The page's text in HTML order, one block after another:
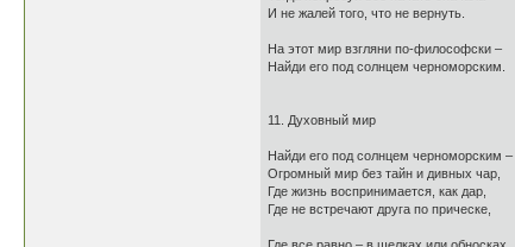
И не жалей того, что не вернуть.
На этот мир взгляни по-философски –
Найди его под солнцем черноморским.
11. Духовный мир
Найди его под солнцем черноморским –
Огромный мир без тайн и дивных чар,
Где жизнь воспринимается, как дар,
Где не встречают друга по прическе,